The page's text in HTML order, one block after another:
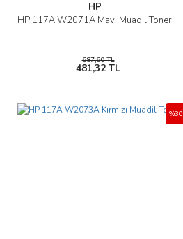
HP
HP 117A W2071A Mavi Muadil Toner
687,60 TL
481,32 TL
%30